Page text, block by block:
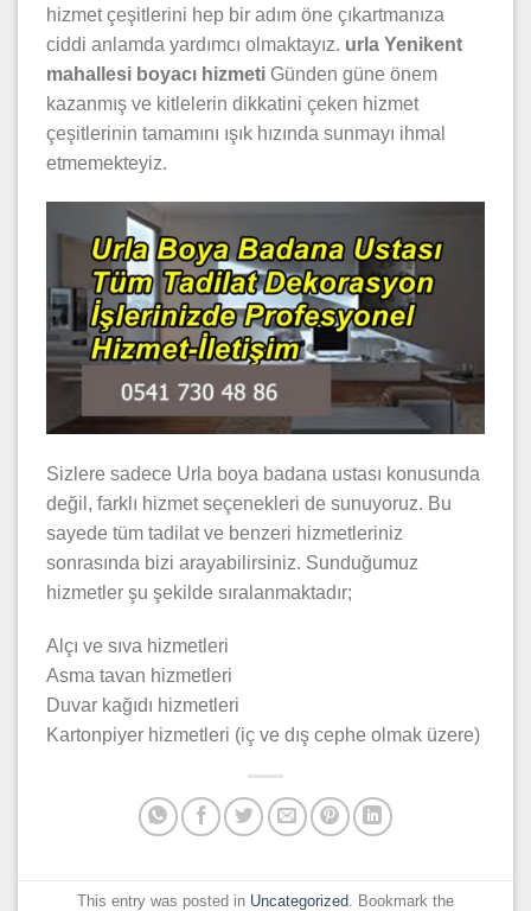
hizmet çeşitlerini hep bir adım öne çıkartmanıza
ciddi anlamda yardımcı olmaktayız. urla Yenikent
mahallesi boyacı hizmeti Günden güne önem
kazanmış ve kitlelerin dikkatini çeken hizmet
çeşitlerinin tamamını ışık hızında sunmayı ihmal
etmemekteyiz.
Sizlere sadece Urla boya badana ustası konusunda
değil, farklı hizmet seçenekleri de sunuyoruz. Bu
sayede tüm tadilat ve benzeri hizmetleriniz
sonrasında bizi arayabilirsiniz. Sunduğumuz
hizmetler şu şekilde sıralanmaktadır;
Alçı ve sıva hizmetleri
Asma tavan hizmetleri
Duvar kağıdı hizmetleri
Kartonpiyer hizmetleri (iç ve dış cephe olmak üzere)
This entry was posted in Uncategorized . Bookmark the